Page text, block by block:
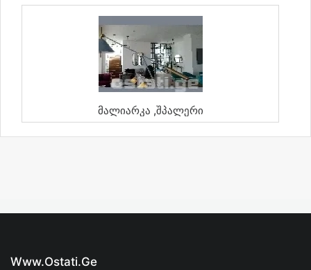
Მალიარკა ,შპალერი
Www.ostati.ge